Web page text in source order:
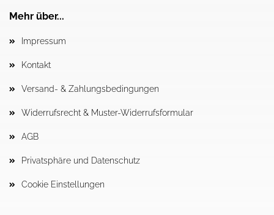
Mehr über...
Impressum
Kontakt
Versand- & Zahlungsbedingungen
Widerrufsrecht & Muster-Widerrufsformular
AGB
Privatsphäre und Datenschutz
Cookie Einstellungen